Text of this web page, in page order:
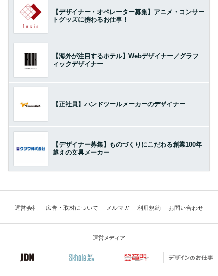
【デザイナー・オペレーター募集】アニメ・コンサー
トグッズに携わるお仕事！
【海外が注目するホテル】Webデザイナー／グラフ
ィックデザイナー
【正社員】ハンドツールメーカーのデザイナー
【デザイナー募集】ものづくりにこだわる創業100年
越えの文具メーカー
運営会社 広告・取材について メルマガ 利用規約 お問い合わせ
運営メディア